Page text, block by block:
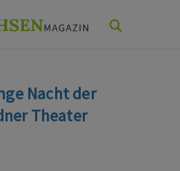
Nacht der
Theater